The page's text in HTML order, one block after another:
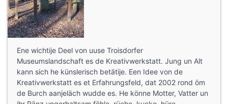
Ene wichtije Deel von uuse Troisdorfer
Museumslandschaft es de Kreativwerkstatt. Jung un Alt
kann sich he künslerisch betätije. Een Idee von de
Kreativwerkstatt es et Erfahrungsfeld, dat 2002 rond öm
de Burch aanjeläch wudde es. He könne Motter, Vatter un